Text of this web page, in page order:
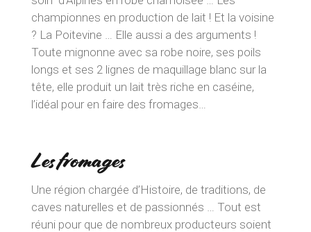
championnes en production de lait ! Et la voisine
? La Poitevine … Elle aussi a des arguments !
Toute mignonne avec sa robe noire, ses poils
longs et ses 2 lignes de maquillage blanc sur la
tête, elle produit un lait très riche en caséine,
l’idéal pour en faire des fromages…
Les fromages
Une région chargée d’Histoire, de traditions, de
caves naturelles et de passionnés … Tout est
réuni pour que de nombreux producteurs soient